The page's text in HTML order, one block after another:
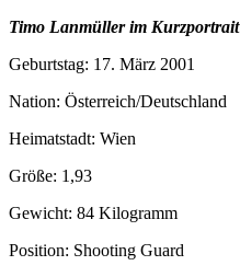
Timo Lanmüller im Kurzportrait
Geburtstag: 17. März 2001
Nation: Österreich/Deutschland
Heimatstadt: Wien
Größe: 1,93
Gewicht: 84 Kilogramm
Position: Shooting Guard